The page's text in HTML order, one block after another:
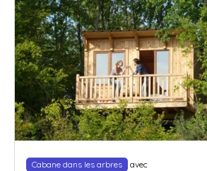
Cabane dans les arbres avec